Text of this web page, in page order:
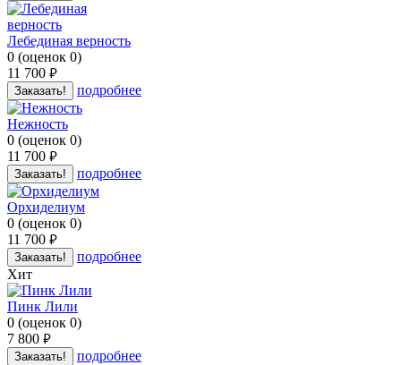
Лебединая верность
0 (оценок 0)
11 700 руб.
Заказать! подробнее
Нежность
0 (оценок 0)
11 700 руб.
Заказать! подробнее
Орхиделиум
0 (оценок 0)
11 700 руб.
Заказать!
подробнее
Хит
Пинк Лили
0 (оценок 0)
7 800 руб.
Заказать! подробнее